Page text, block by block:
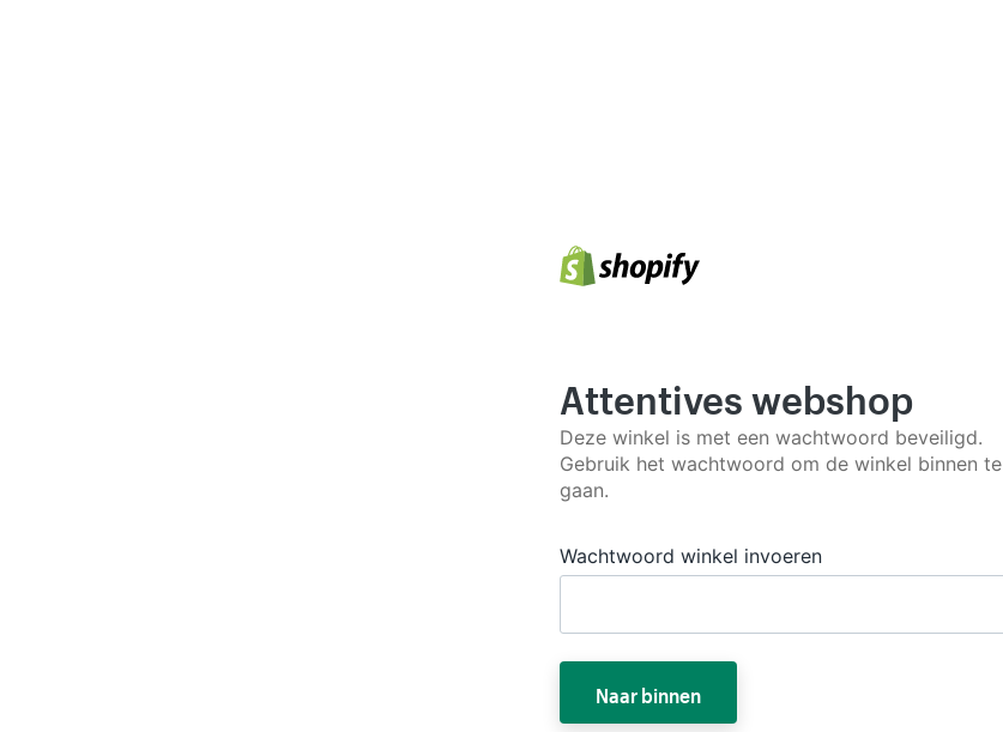
Attentives webshop
Deze winkel is met een wachtwoord beveiligd.
Gebruik het wachtwoord om de winkel binnen te
gaan.
Wachtwoord winkel invoeren
Naar binnen